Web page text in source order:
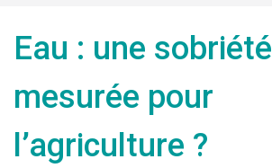
Eau : une sobriété
mesurée pour
l’agriculture ?